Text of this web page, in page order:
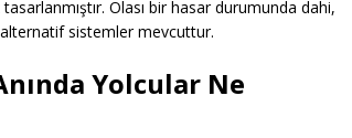
Olası bir hasar durumunda dahi,
sistemler mevcuttur.
Yolcular Ne